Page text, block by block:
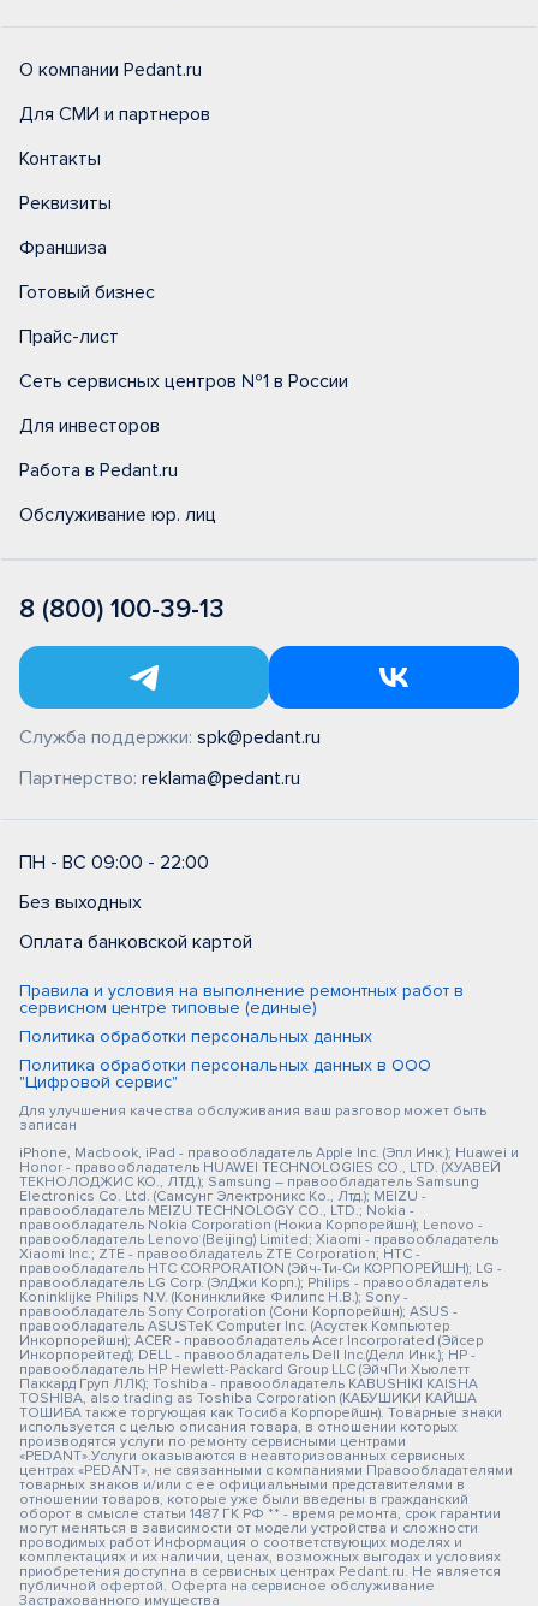
О компании Pedant.ru
Для СМИ и партнеров
Контакты
Реквизиты
Франшиза
Готовый бизнес
Прайс-лист
Сеть сервисных центров №1 в России
Для инвесторов
Работа в Pedant.ru
Обслуживание юр. лиц
8 (800) 100-39-13
Служба поддержки: spk@pedant.ru
Партнерство: reklama@pedant.ru
ПН - ВС 09:00 - 22:00
Без выходных
Оплата банковской картой
Правила и условия на выполнение ремонтных работ в
сервисном центре типовые (единые)
Политика обработки персональных данных
Политика обработки персональных данных в ООО
"Цифровой сервис"
Для улучшения качества обслуживания ваш разговор может быть
записан
iPhone, Macbook, iPad - правообладатель Apple Inc. (Эпл Инк.); Huawei и
Honor - правообладатель HUAWEI TECHNOLOGIES CO., LTD. (ХУАВЕЙ
ТЕКНОЛОДЖИС КО., ЛТД.); Samsung – правообладатель Samsung
Electronics Co. Ltd. (Самсунг Электроникс Ко., Лтд.); MEIZU -
правообладатель MEIZU TECHNOLOGY CO., LTD.; Nokia -
правообладатель Nokia Corporation (Нокиа Корпорейшн); Lenovo -
правообладатель Lenovo (Beijing) Limited; Xiaomi - правообладатель
Xiaomi Inc.; ZTE - правообладатель ZTE Corporation; HTC -
правообладатель HTC CORPORATION (Эйч-Ти-Си КОРПОРЕЙШН); LG -
правообладатель LG Corp. (ЭлДжи Корп.); Philips - правообладатель
Koninklijke Philips N.V. (Конинклийке Филипс Н.В.); Sony -
правообладатель Sony Corporation (Сони Корпорейшн); ASUS -
правообладатель ASUSTeK Computer Inc. (Асустек Компьютер
Инкорпорейшн); ACER - правообладатель Acer Incorporated (Эйсер
Инкорпорейтед); DELL - правообладатель Dell Inc.(Делл Инк.); HP -
правообладатель HP Hewlett-Packard Group LLC (ЭйчПи Хьюлетт
Паккард Груп ЛЛК); Toshiba - правообладатель KABUSHIKI KAISHA
TOSHIBA, also trading as Toshiba Corporation (КАБУШИКИ КАЙША
ТОШИБА также торгующая как Тосиба Корпорейшн). Товарные знаки
используется с целью описания товара, в отношении которых
производятся услуги по ремонту сервисными центрами
«PEDANT».Услуги оказываются в неавторизованных сервисных
центрах «PEDANT», не связанными с компаниями Правообладателями
товарных знаков и/или с ее официальными представителями в
отношении товаров, которые уже были введены в гражданский
оборот в смысле статьи 1487 ГК РФ ** - время ремонта, срок гарантии
могут меняться в зависимости от модели устройства и сложности
проводимых работ Информация о соответствующих моделях и
комплектациях и их наличии, ценах, возможных выгодах и условиях
приобретения доступна в сервисных центрах Pedant.ru. Не является
публичной офертой. Оферта на сервисное обслуживание
Застрахованного имущества